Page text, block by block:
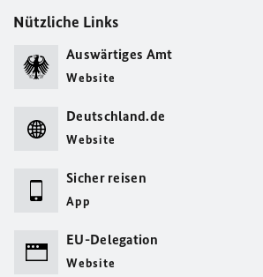
Nützliche Links
Auswärtiges Amt
Website
Deutschland.de
Website
Sicher reisen
App
EU-Delegation
Website